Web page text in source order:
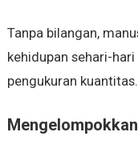
Tanpa bilangan,
kehidupan sehari-
pengukuran kuantitas.